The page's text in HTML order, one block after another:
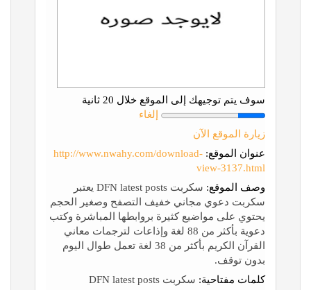
سوف يتم توجيهك إلى الموقع خلال 20 ثانية
إلغاء
زيارة الموقع الآن
عنوان الموقع: http://www.nwahy.com/download-
view-3137.html
وصف الموقع:
سكربت DFN latest posts يعتبر
سكربت دعوي مجاني خفيف التصفح وصغير الحجم
يحتوي على مواضيع كثيرة بروابطها المباشرة وكتب
دعوية بأكثر من 88 لغة وإذاعات لترجمات معاني
القرآن الكريم بأكثر من 38 لغة تعمل طوال اليوم
بدون توقف.
كلمات مفتاحية: سكربت DFN latest posts